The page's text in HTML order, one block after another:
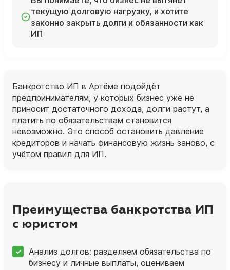
текущую долговую нагрузку, и хотите
законно закрыть долги и обязанности как
ИП
Банкротство ИП в Артёме подойдёт
предпринимателям, у которых бизнес уже не
приносит достаточного дохода, долги растут, а
платить по обязательствам становится
невозможно. Это способ остановить давление
кредиторов и начать финансовую жизнь заново, с
учётом правил для ИП.
Преимущества банкротства ИП
с юристом
Анализ долгов: разделяем обязательства по
бизнесу и личные выплаты, оцениваем